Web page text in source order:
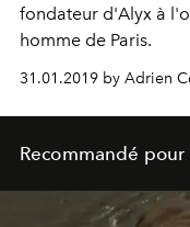
fondateur d'Alyx à
homme de Paris.
31.01.2019 by Adrien
Recommandé pour